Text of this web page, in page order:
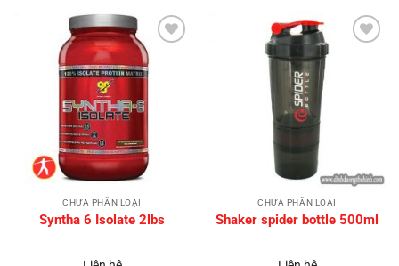
Wishlist
CHƯA PHÂN LOẠI
Syntha 6 Isolate 2lbs
CHƯA PHÂN LOẠI
Shaker spider bottle 500ml